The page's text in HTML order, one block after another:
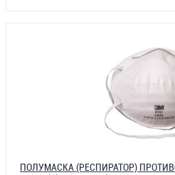
ПОЛУМАСКА (РЕСПИРАТОР)